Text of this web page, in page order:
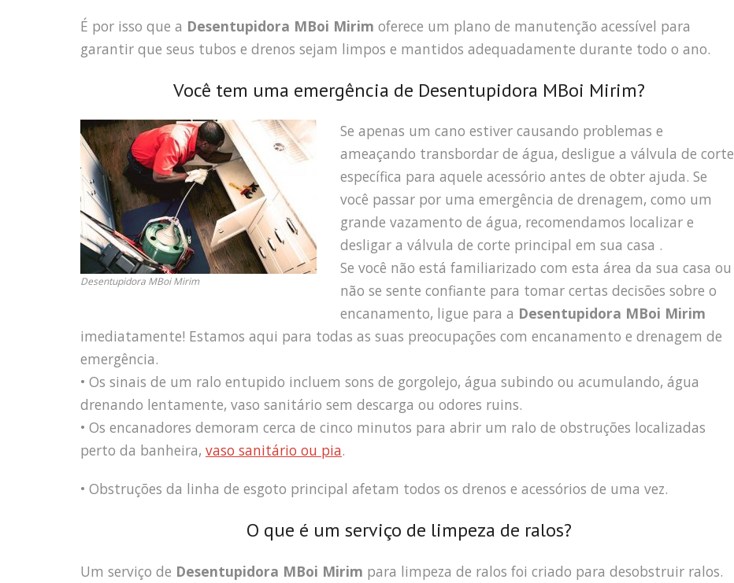
É por isso que a Desentupidora MBoi Mirim oferece um plano de manutenção acessível para
garantir que seus tubos e drenos sejam limpos e mantidos adequadamente durante todo o ano.
Você tem uma emergência de Desentupidora MBoi Mirim?
Desentupidora MBoi Mirim
Se apenas um cano estiver causando problemas e
ameaçando transbordar de água, desligue a válvula de corte
específica para aquele acessório antes de obter ajuda. Se
você passar por uma emergência de drenagem, como um
grande vazamento de água, recomendamos localizar e
desligar a válvula de corte principal em sua casa .
Se você não está familiarizado com esta área da sua casa ou
não se sente confiante para tomar certas decisões sobre o
encanamento, ligue para a Desentupidora MBoi Mirim
imediatamente! Estamos aqui para todas as suas preocupações com encanamento e drenagem de
emergência.
• Os sinais de um ralo entupido incluem sons de gorgolejo, água subindo ou acumulando, água
drenando lentamente, vaso sanitário sem descarga ou odores ruins.
• Os encanadores demoram cerca de cinco minutos para abrir um ralo de obstruções localizadas
perto da banheira, vaso sanitário ou pia.
• Obstruções da linha de esgoto principal afetam todos os drenos e acessórios de uma vez.
O que é um serviço de limpeza de ralos?
Um serviço de Desentupidora MBoi Mirim para limpeza de ralos foi criado para desobstruir ralos.